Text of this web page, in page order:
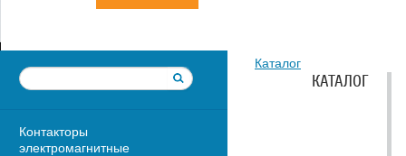
Контакторы
электромагнитные
Каталог
КАТАЛОГ